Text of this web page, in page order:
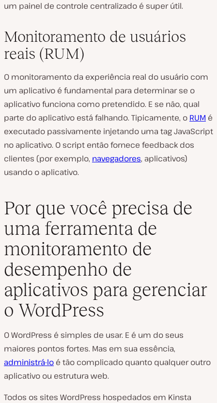
um painel de controle centralizado é super útil.
Monitoramento de usuários
reais (RUM)
O monitoramento da experiência real do usuário com
um aplicativo é fundamental para determinar se o
aplicativo funciona como pretendido. E se não, qual
parte do aplicativo está falhando. Tipicamente, o RUM é
executado passivamente injetando uma tag JavaScript
no aplicativo. O script então fornece feedback dos
clientes (por exemplo, navegadores, aplicativos)
usando o aplicativo.
Por que você precisa de
uma ferramenta de
monitoramento de
desempenho de
aplicativos para gerenciar
o WordPress
O WordPress é simples de usar. E é um do seus
maiores pontos fortes. Mas em sua essência,
administrá-lo é tão complicado quanto qualquer outro
aplicativo ou estrutura web.
Todos os sites WordPress hospedados em Kinsta